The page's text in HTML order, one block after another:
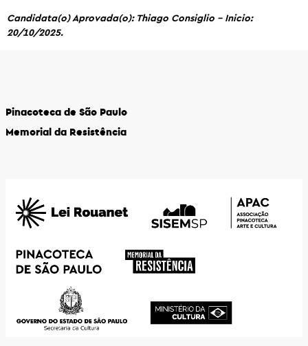
Candidata(o) Aprovada(o): Thiago Consiglio – Inicio:
20/10/2025.
Pinacoteca de São Paulo
Memorial da Resistência